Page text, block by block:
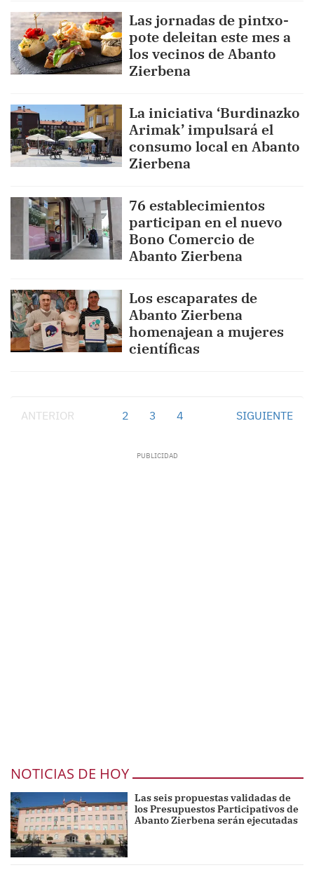
Las jornadas de pintxo-
pote deleitan este mes a
los vecinos de Abanto
Zierbena
La iniciativa ‘Burdinazko
Arimak’ impulsará el
consumo local en Abanto
Zierbena
76 establecimientos
participan en el nuevo
Bono Comercio de
Abanto Zierbena
Los escaparates de
Abanto Zierbena
homenajean a mujeres
científicas
ANTERIOR 2 3 4 SIGUIENTE
NOTICIAS DE HOY
Las seis propuestas validadas de
los Presupuestos Participativos de
Abanto Zierbena serán ejecutadas